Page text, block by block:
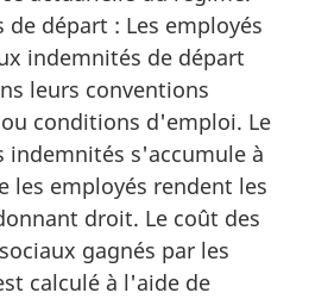
départ : Les employés
indemnités de départ
leurs conventions
conditions d'emploi. Le
indemnités s'accumule à
les employés rendent les
droit. Le coût des
gagnés par les
calculé à l'aide de